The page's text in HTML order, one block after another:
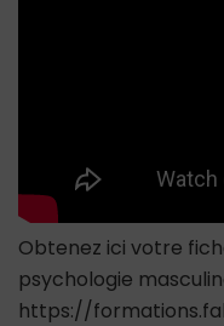
Obtenez ici votre
psychologie
https://